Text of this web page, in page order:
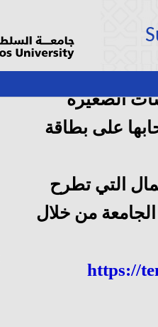
الصغيرة
على بطاقة
التي تطرح
من خلال
https://